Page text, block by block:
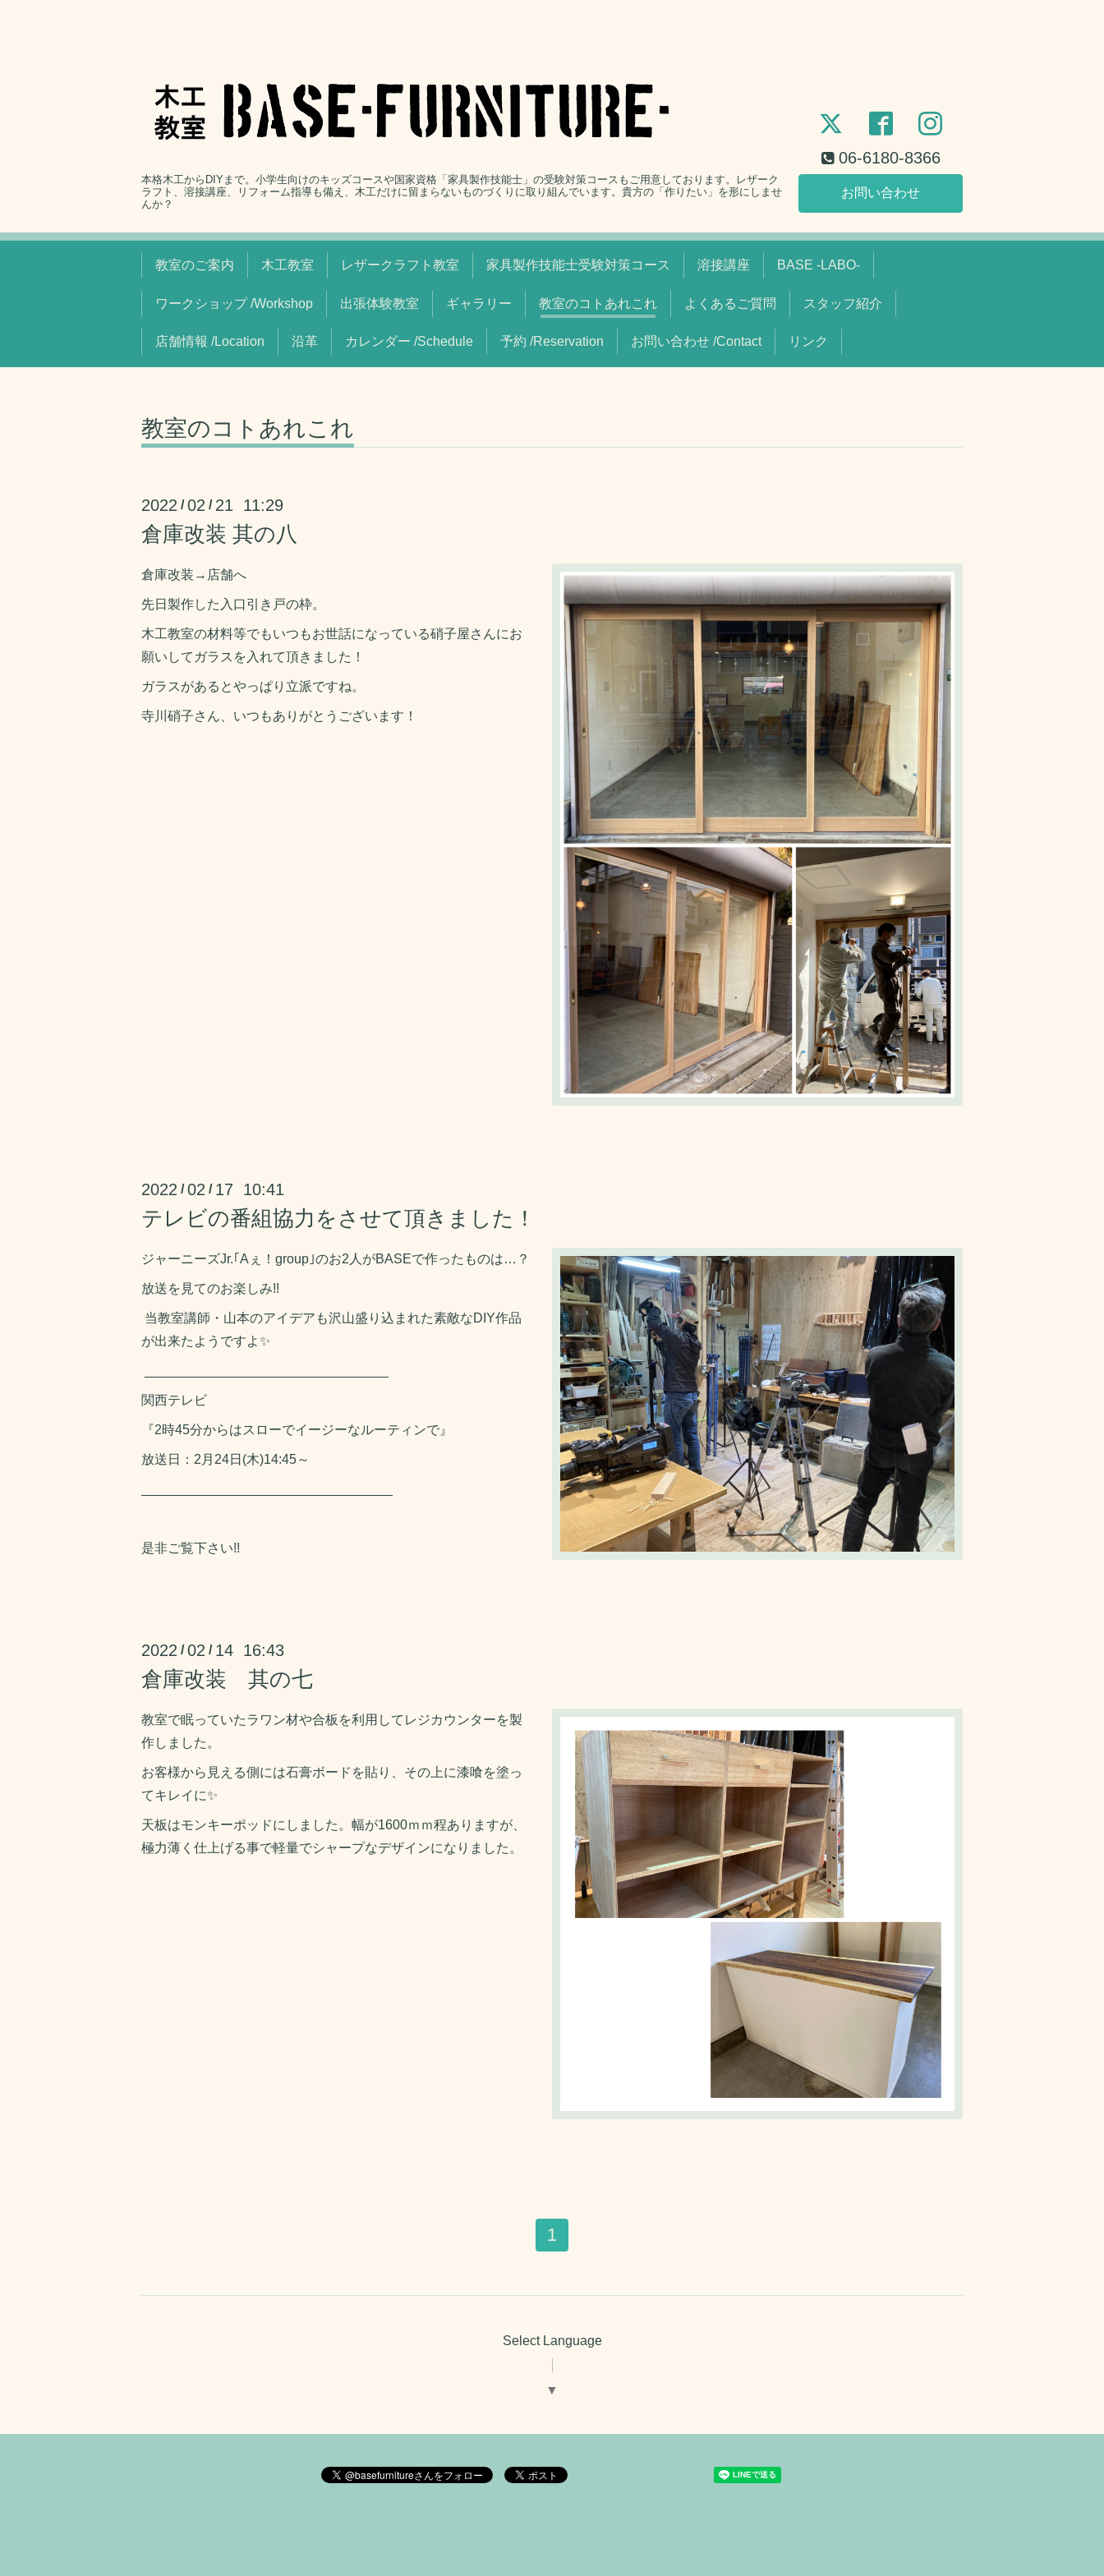
本格木工からDIYまで。小学生向けのキッズコースや国家資格「家具製作技能士」の受験対策コースもご用意しております。レザーク
ラフト、溶接講座、リフォーム指導も備え、木工だけに留まらないものづくりに取り組んでいます。貴方の「作りたい」を形にしませ
んか？
06-6180-8366
お問い合わせ
教室のご案内 木工教室 レザークラフト教室 家具製作技能士受験対策コース 溶接講座 BASE -LABO-
ワークショップ /Workshop 出張体験教室 ギャラリー 教室のコトあれこれ よくあるご質問 スタッフ紹介
店舗情報 /Location 沿革 カレンダー /Schedule 予約 /Reservation お問い合わせ /Contact リンク
教室のコトあれこれ
2022 /02 / 21 11:29
倉庫改装 其の八
倉庫改装→店舗へ
先日製作した入口引き戸の枠。
木工教室の材料等でもいつもお世話になっている硝子屋さんにお
願いしてガラスを入れて頂きました！
ガラスがあるとやっぱり立派ですね。
寺川硝子さん、いつもありがとうございます！
2022 /02 / 17 10:41
テレビの番組協力をさせて頂きました！
ジャーニーズJr.｢Aぇ！group｣のお2人がBASEで作ったものは…？
放送を見てのお楽しみ!!
当教室講師・山本のアイデアも沢山盛り込まれた素敵なDIY作品
が出来たようですよ✨
関西テレビ
『2時45分からはスローでイージーなルーティンで』
放送日：2月24日(木)14:45～
是非ご覧下さい!!
2022 /02 / 14 16:43
倉庫改装 其の七
教室で眠っていたラワン材や合板を利用してレジカウンターを製
作しました。
お客様から見える側には石膏ボードを貼り、その上に漆喰を塗っ
てキレイに✨
天板はモンキーポッドにしました。幅が1600ｍｍ程ありますが、
極力薄く仕上げる事で軽量でシャープなデザインになりました。
1
Select Language
▼